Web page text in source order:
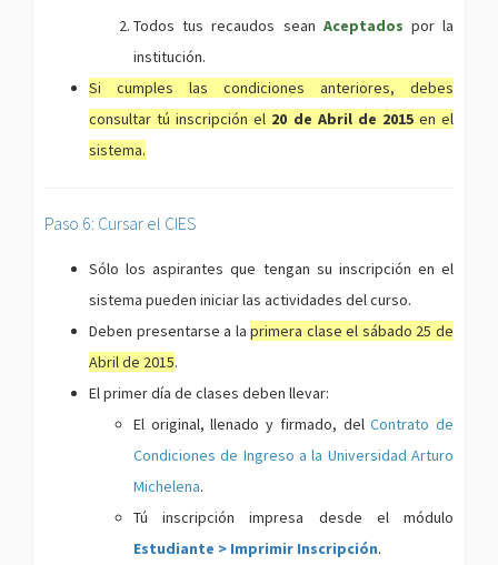
Todos tus recaudos sean Aceptados por la
institución.
Si cumples las condiciones anteriores, debes
consultar tú inscripción el 20 de Abril de 2015en el
sistema.
Paso 6: Cursar el CIES
Sólo los aspirantes que tengan su inscripción en el
sistema pueden iniciar las actividades del curso.
Deben presentarse a laprimera clase el sábado 25 de
Abril de 2015.
El primer día de clases deben llevar:
El original, llenado y firmado, delContrato de
Condiciones de Ingreso a la Universidad Arturo
Michelena.
Tú inscripción impresa desde el módulo
Estudiante > Imprimir Inscripción.